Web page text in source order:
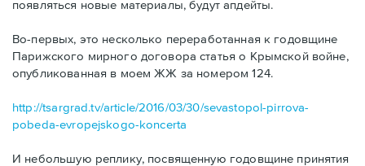
появляться новые материалы, будут апдейты.
Во-первых, это несколько переработанная к годовщине
Парижского мирного договора статья о Крымской войне,
опубликованная в моем ЖЖ за номером 124.
http://tsargrad.tv/article/2016/03/30/sevastopol-pirrova-
pobeda-evropejskogo-koncerta
И небольшую реплику, посвященную годовщине принятия